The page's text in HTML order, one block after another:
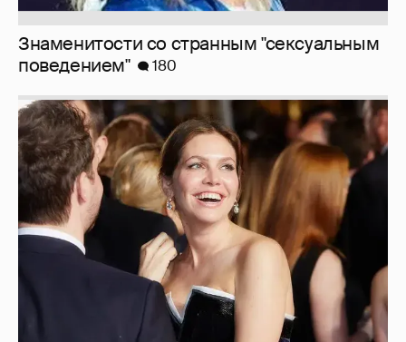
Миро и Холина о Жуковой 138